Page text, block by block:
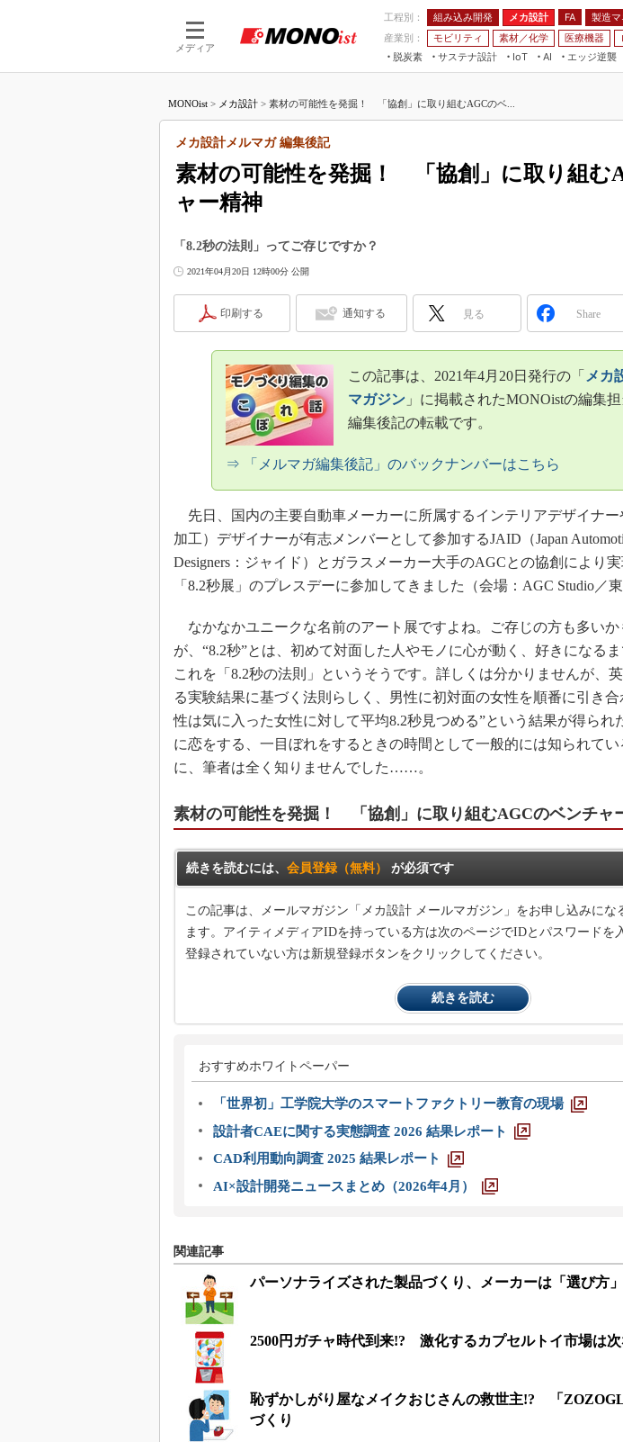
メディア
工程別： 組み込み開発 メカ設計 FA 製造マ
産業別：
モビリティ 素材／化学 医療機器
脱炭素
サステナ設計
IoT
つながる工場
AI
AI×設備保全
エッジ逆襲
JIMTOF
IIFES
スマート工場EXPO
AUTOMOTIVE WORLD
VR／AR
フィールドサービス
Windows
車載ソフト開発
ISO26262
無償設計ツール
3Dプリンタ
S＆OP
インダストリー4.0
イノベーション
製造業ビッグデータ
メイドインジャパン
知財マネジメント
海外生産
グローバル設計・開
制御セキュリティ
新型コロナへの対応
FA
モビリティ
MONOist > メカ設計 > 素材の可能性を発掘！ 「協創」に取り組むAGCのベ...
素材の可能性を発掘！ 「協創」に取り組む
ャー精神
メカ設計メルマガ 編集後記
「8.2秒の法則」ってご存じですか？
2021年04月20日 12時00分 公開
印刷する 通知する 見る Share
この記事は、2021年4月20日発行の「 メカ
マガジン」に掲載されたMONOistの編集
編集後記の転載です。
⇒ 「メルマガ編集後記」のバックナンバーはこちら
先日、国内の主要自動車メーカーに所属するインテリアデザイナー
加工）デザイナーが有志メンバーとして参加するJAID（Japan
Designers：ジャイド）とガラスメーカー大手のAGCとの協創により
「8.2秒展」のプレスデーに参加してきました（会場：AGC Studio／東
なかなかユニークな名前のアート展ですよね。ご存じの方も多いか
が、“8.2秒”とは、初めて対面した人やモノに心が動く、好きになるま
これを「8.2秒の法則」というそうです。詳しくは分かりませんが、
る実験結果に基づく法則らしく、男性に初対面の女性を順番に引き合
性は気に入った女性に対して平均8.2秒見つめる”という結果が得られ
に恋をする、一目ぼれをするときの時間として一般的には知られて
に、筆者は全く知りませんでした……。
素材の可能性を発掘！ 「協創」に取り組むAGCのベンチャ
続きを読むには、 会員登録（無料） が必須です
この記事は、メールマガジン「メカ設計 メールマガジン」をお申し込みにな
ます。アイティメディアIDを持っている方は次のページでIDとパスワードを
登録されていない方は新規登録ボタンをクリックしてください。
続きを読む
おすすめホワイトペーパー
「世界初」工学院大学のスマートファクトリー教育の現場
設計者CAEに関する実態調査 2026 結果レポート
CAD利用動向調査 2025 結果レポート
AI×設計開発ニュースまとめ（2026年4月）
関連記事
パーソナライズされた製品づくり、メーカーは「選び方
2500円ガチャ時代到来!? 激化するカプセルトイ市場は
恥ずかしがり屋なメイクおじさんの救世主!? 「
づくり